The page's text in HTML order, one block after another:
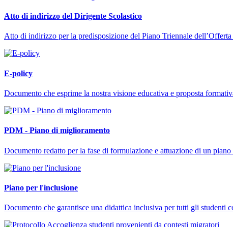
Atto di indirizzo del Dirigente Scolastico
Atto di indirizzo per la predisposizione del Piano Triennale
E-policy
Documento che esprime la nostra visione educativa e proposta
PDM - Piano di miglioramento
Documento redatto per la fase di formulazione e attuazione di un
Piano per l'inclusione
Documento che garantisce una didattica inclusiva per tutti gli studenti